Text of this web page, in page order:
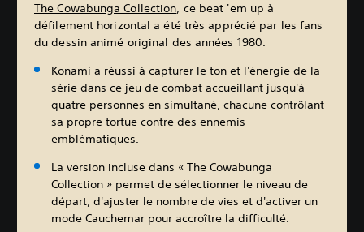
The Cowabunga Collection, ce beat 'em up à
défilement horizontal a été très apprécié par les fans
du dessin animé original des années 1980.
Konami a réussi à capturer le ton et l'énergie de la
série dans ce jeu de combat accueillant jusqu'à
quatre personnes en simultané, chacune contrôlant
sa propre tortue contre des ennemis
emblématiques.
La version incluse dans « The Cowabunga
Collection » permet de sélectionner le niveau de
départ, d'ajuster le nombre de vies et d'activer un
mode Cauchemar pour accroître la difficulté.